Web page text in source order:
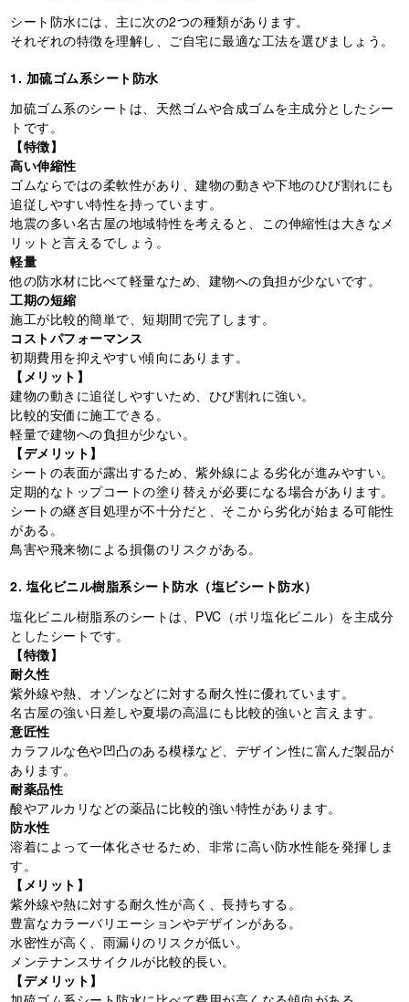
シート防水には、主に次の2つの種類があります。
それぞれの特徴を理解し、ご自宅に最適な工法を選びましょう。
1. 加硫ゴム系シート防水
加硫ゴム系のシートは、天然ゴムや合成ゴムを主成分としたシー
トです。
【特徴】
高い伸縮性
ゴムならではの柔軟性があり、建物の動きや下地のひび割れにも
追従しやすい特性を持っています。
地震の多い名古屋の地域特性を考えると、この伸縮性は大きなメ
リットと言えるでしょう。
軽量
他の防水材に比べて軽量なため、建物への負担が少ないです。
工期の短縮
施工が比較的簡単で、短期間で完了します。
コストパフォーマンス
初期費用を抑えやすい傾向にあります。
【メリット】
建物の動きに追従しやすいため、ひび割れに強い。
比較的安価に施工できる。
軽量で建物への負担が少ない。
【デメリット】
シートの表面が露出するため、紫外線による劣化が進みやすい。
定期的なトップコートの塗り替えが必要になる場合があります。
シートの継ぎ目処理が不十分だと、そこから劣化が始まる可能性
がある。
鳥害や飛来物による損傷のリスクがある。
2. 塩化ビニル樹脂系シート防水（塩ビシート防水）
塩化ビニル樹脂系のシートは、PVC（ポリ塩化ビニル）を主成分
としたシートです。
【特徴】
耐久性
紫外線や熱、オゾンなどに対する耐久性に優れています。
名古屋の強い日差しや夏場の高温にも比較的強いと言えます。
意匠性
カラフルな色や凹凸のある模様など、デザイン性に富んだ製品が
あります。
耐薬品性
酸やアルカリなどの薬品に比較的強い特性があります。
防水性
溶着によって一体化させるため、非常に高い防水性能を発揮しま
す。
【メリット】
紫外線や熱に対する耐久性が高く、長持ちする。
豊富なカラーバリエーションやデザインがある。
水密性が高く、雨漏りのリスクが低い。
メンテナンスサイクルが比較的長い。
【デメリット】